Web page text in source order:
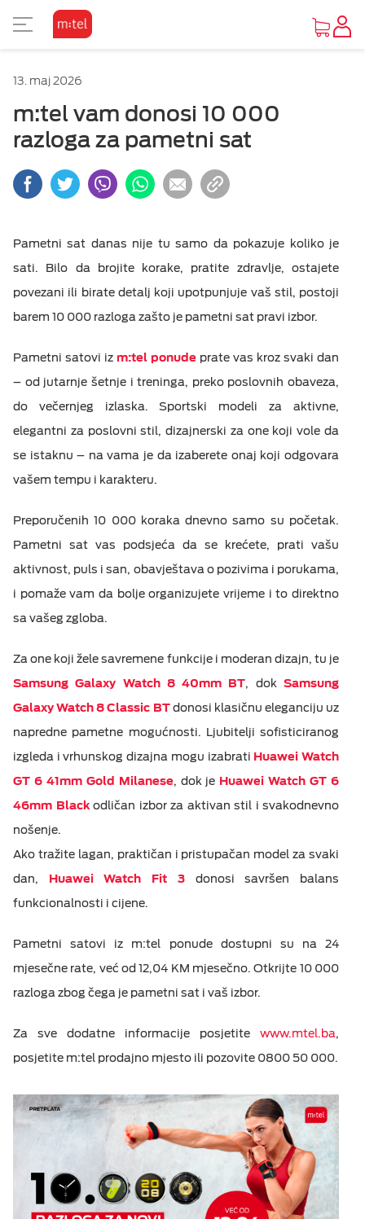
KAKO DO UREĐAJA
PONUDA UREĐAJA
O MTEL PAKETIMA
SA 4 USLUGE
O MTEL MOBILNOJ
PRETPLATA
OSTALE USLUGE
ESIM TRAVEL & TURIST
O M:SAT TV USLUZI I PAKETIMA
M:SAT TV USLUGA
M:SAT PAKETI SA 2 USLUGE
GLEDAJ I ZABAVI SE
TV PONUDA
TV ZA PONIJETI
O MTEL INTERNETU
INTERNET PONUDA
O MTEL TELEFONIJI
PONUDA
POČETNA STRANA
VIJESTI
Vijesti
M:TEL APLIKACIJE
KONTAKT
Osnovni prikaz
Visoki kontrast
13. maj 2026
m:tel vam donosi 10 000
razloga za pametni sat
Pametni sat danas nije tu samo da pokazuje koliko je
sati. Bilo da brojite korake, pratite zdravlje, ostajete
povezani ili birate detalj koji upotpunjuje vaš stil, postoji
barem 10 000 razloga zašto je pametni sat pravi izbor.
Pametni satovi iz m:tel ponude prate vas kroz svaki dan
– od jutarnje šetnje i treninga, preko poslovnih obaveza,
do večernjeg izlaska. Sportski modeli za aktivne,
elegantni za poslovni stil, dizajnerski za one koji vole da
se istaknu – na vama je da izaberete onaj koji odgovara
vašem tempu i karakteru.
Preporučenih 10 000 koraka dnevno samo su početak.
Pametni sat vas podsjeća da se krećete, prati vašu
aktivnost, puls i san, obavještava o pozivima i porukama,
i pomaže vam da bolje organizujete vrijeme i to direktno
sa vašeg zgloba.
Za one koji žele savremene funkcije i moderan dizajn, tu je
Samsung Galaxy Watch 8 40mm BT, dokSamsung
Galaxy Watch 8 Classic BTdonosi klasičnu eleganciju uz
napredne pametne mogućnosti. Ljubitelji sofisticiranog
izgleda i vrhunskog dizajna mogu izabrati Huawei Watch
GT 6 41mm Gold Milanese, dok je Huawei Watch GT 6
46mm Blackodličan izbor za aktivan stil i svakodnevno
nošenje.
Ako tražite lagan, praktičan i pristupačan model za svaki
dan, Huawei Watch Fit 3donosi savršen balans
funkcionalnosti i cijene.
Pametni satovi iz m:tel ponude dostupni su na 24
mjesečne rate, već od 12,04 KM mjesečno. Otkrijte 10 000
razloga zbog čega je pametni sat i vaš izbor.
Za sve dodatne informacije posjetite www.mtel.ba,
posjetite m:tel prodajno mjesto ili pozovite 0800 50 000.